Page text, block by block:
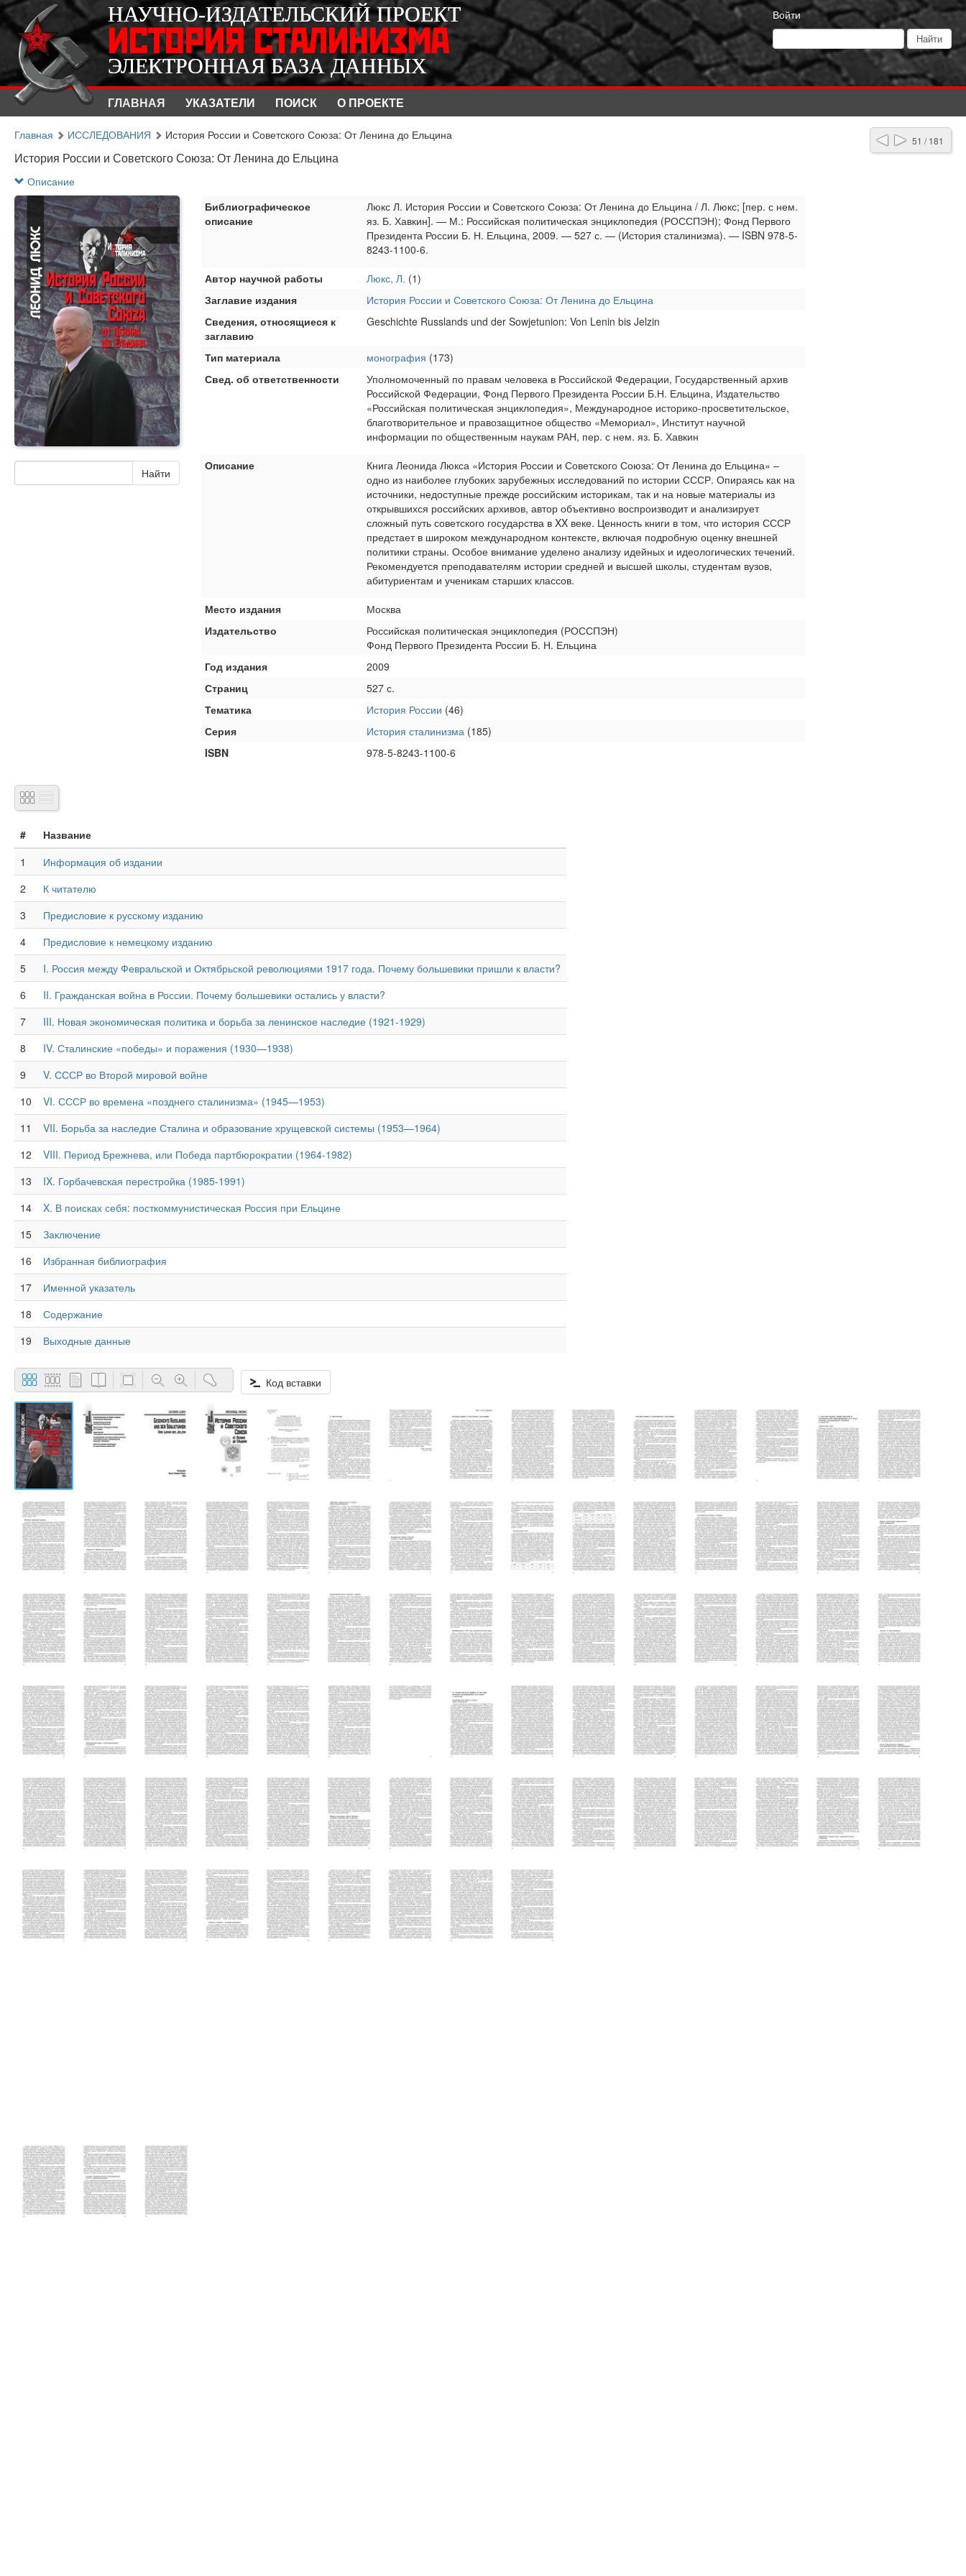
Войти
НАУЧНО-ИЗДАТЕЛЬСКИЙ ПРОЕКТ
ИСТОРИЯ СТАЛИНИЗМА
ЭЛЕКТРОННАЯ БАЗА ДАННЫХ
ГЛАВНАЯ УКАЗАТЕЛИ ПОИСК О ПРОЕКТЕ
НАУЧНО-ИЗДАТЕЛЬСКИЙ ПРОЕКТ
ИСТОРИЯ СТАЛИНИЗМА
ЭЛЕКТРОННАЯ БАЗА ДАННЫХ
51 / 181
Главная ИССЛЕДОВАНИЯ История России и Советского Союза: От Ленина до Ельцина
История России и Советского Союза: От Ленина до Ельцина
Описание
Библиографическое
описание
Люкс Л. История России и Советского Союза: От Ленина до Ельцина / Л. Люкс; [пер. с нем.
яз. Б. Хавкин]. — М.: Российская политическая энциклопедия (РОССПЭН); Фонд Первого
Президента России Б. Н. Ельцина, 2009. — 527 с. — (История сталинизма). — ISBN 978-5-
8243-1100-6.
Автор научной работы
Люкс, Л. (1)
Заглавие издания
История России и Советского Союза: От Ленина до Ельцина
Сведения, относящиеся к
заглавию
Geschichte Russlands und der Sowjetunion: Von Lenin bis Jelzin
Тип материала монография (173)
Свед. об ответственности
Уполномоченный по правам человека в Российской Федерации, Государственный архив
Российской Федерации, Фонд Первого Президента России Б.Н. Ельцина, Издательство
«Российская политическая энциклопедия», Международное историко-просветительское,
благотворительное и правозащитное общество «Мемориал», Институт научной
информации по общественным наукам РАН, пер. с нем. яз. Б. Хавкин
Описание
Книга Леонида Люкса «История России и Советского Союза: От Ленина до Ельцина» –
одно из наиболее глубоких зарубежных исследований по истории СССР. Опираясь как на
источники, недоступные прежде российским историкам, так и на новые материалы из
открывшихся российских архивов, автор объективно воспроизводит и анализирует
сложный путь советского государства в XX веке. Ценность книги в том, что история СССР
предстает в широком международном контексте, включая подробную оценку внешней
политики страны. Особое внимание уделено анализу идейных и идеологических течений.
Рекомендуется преподавателям истории средней и высшей школы, студентам вузов,
абитуриентам и ученикам старших классов.
Место издания
Москва
Издательство
Российская политическая энциклопедия (РОССПЭН)
Фонд Первого Президента России Б. Н. Ельцина
Год издания
2009
Страниц
527 с.
Тематика
История России (46)
Серия
История сталинизма (185)
ISBN
978-5-8243-1100-6
#
Название
1
Информация об издании
2
К читателю
3
Предисловие к русскому изданию
4
Предисловие к немецкому изданию
5
I. Россия между Февральской и Октябрьской революциями 1917 года. Почему большевики пришли к власти?
6
II. Гражданская война в России. Почему большевики остались у власти?
7
III. Новая экономическая политика и борьба за ленинское наследие (1921-1929)
8
IV. Сталинские «победы» и поражения (1930—1938)
9
V. СССР во Второй мировой войне
10
VI. СССР во времена «позднего сталинизма» (1945—1953)
11
VII. Борьба за наследие Сталина и образование хрущевской системы (1953—1964)
12
VIII. Период Брежнева, или Победа партбюрократии (1964-1982)
13
IX. Горбачевская перестройка (1985-1991)
14
X. В поисках себя: посткоммунистическая Россия при Ельцине
15
Заключение
16
Избранная библиография
17
Именной указатель
18
Содержание
19
Выходные данные
Код вставки